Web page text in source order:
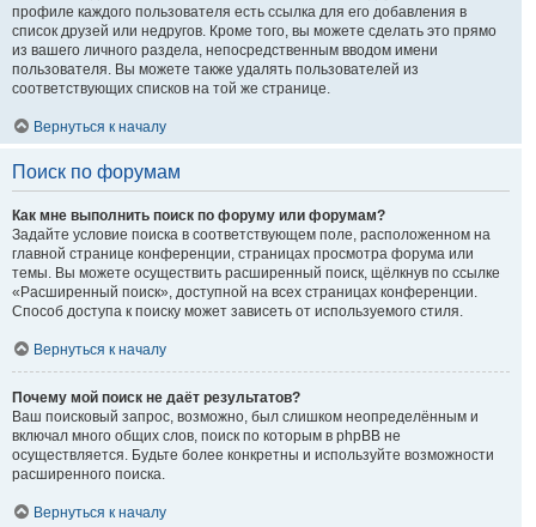
профиле каждого пользователя есть ссылка для его добавления в
список друзей или недругов. Кроме того, вы можете сделать это прямо
из вашего личного раздела, непосредственным вводом имени
пользователя. Вы можете также удалять пользователей из
соответствующих списков на той же странице.
Вернуться к началу
Поиск по форумам
Как мне выполнить поиск по форуму или форумам?
Задайте условие поиска в соответствующем поле, расположенном на
главной странице конференции, страницах просмотра форума или
темы. Вы можете осуществить расширенный поиск, щёлкнув по ссылке
«Расширенный поиск», доступной на всех страницах конференции.
Способ доступа к поиску может зависеть от используемого стиля.
Вернуться к началу
Почему мой поиск не даёт результатов?
Ваш поисковый запрос, возможно, был слишком неопределённым и
включал много общих слов, поиск по которым в phpBB не
осуществляется. Будьте более конкретны и используйте возможности
расширенного поиска.
Вернуться к началу